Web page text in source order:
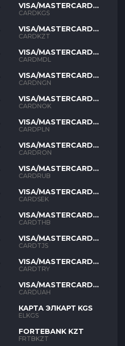
VISA/MASTERCARD
KGS
CARDKGS
VISA/MASTERCARD
KZT
CARDKZT
VISA/MASTERCARD
MDL
CARDMDL
VISA/MASTERCARD
NGN
CARDNGN
VISA/MASTERCARD
NOK
CARDNOK
VISA/MASTERCARD
PLN
CARDPLN
VISA/MASTERCARD
RON
CARDRON
VISA/MASTERCARD
RUB
CARDRUB
VISA/MASTERCARD
SEK
CARDSEK
VISA/MASTERCARD
THB
CARDTHB
VISA/MASTERCARD
TJS
CARDTJS
VISA/MASTERCARD
TYR
CARDTRY
VISA/MASTERCARD
UAH
CARDUAH
КАРТА ЭЛКАРТ KGS
ELKGS
FORTEBANK KZT
FRTBKZT